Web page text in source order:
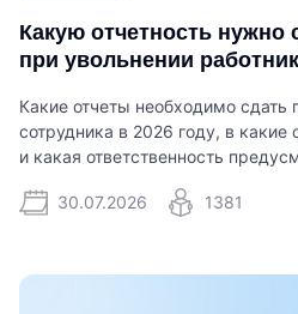
Какую отчетность нужно
при увольнении
Какие отчеты необходимо сдать
сотрудника в 2026 году, в какие
и какая ответственность
30.07.2026 1381